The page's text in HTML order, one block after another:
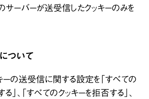
サーバーが送受信したクッキーのみを
ついて
ーの送受信に関する設定を「すべての
」、「すべてのクッキーを拒否する」、